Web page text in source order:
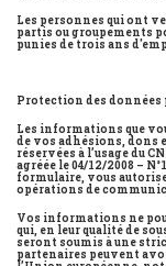
Les personnes qui ont
partis ou groupements
punies de trois ans
Protection des données
Les informations que
de vos adhésions, dons
réservées à l’usage du
agréée le 04/12/2008 –
formulaire, vous
opérations de
Vos informations ne
qui, en leur qualité de
seront soumis à une
partenaires peuvent